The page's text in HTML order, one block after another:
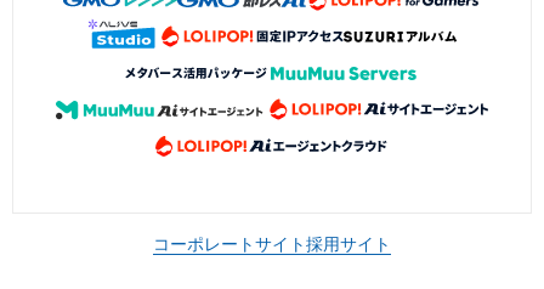
コーポレートサイト採用サイト